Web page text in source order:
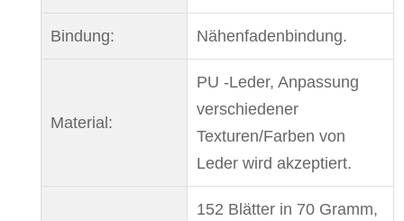
Bindung: Nähenfadenbindung.
Material:
PU -Leder, Anpassung
verschiedener
Texturen/Farben von
Leder wird akzeptiert.
152 Blätter in 70 Gramm,